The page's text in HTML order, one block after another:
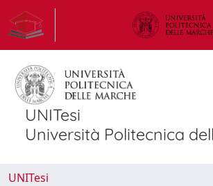
UNITesi
Università Politecnica
UNITesi